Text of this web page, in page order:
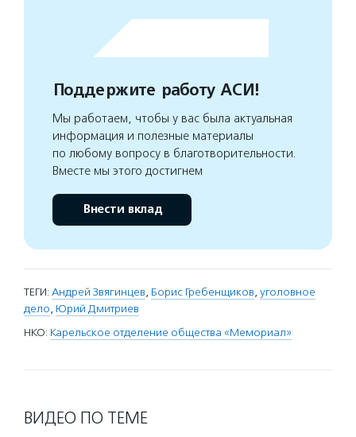
Поддержите работу АСИ!
Мы работаем, чтобы у вас была актуальная
информация и полезные материалы
по любому вопросу в благотворительности.
Вместе мы этого достигнем
Внести вклад
ТЕГИ: Андрей Звягинцев, Борис Гребенщиков, уголовное
дело, Юрий Дмитриев
НКО: Карельское отделение общества «Мемориал»
ВИДЕО ПО ТЕМЕ